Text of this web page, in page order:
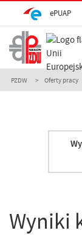
ePUAP
PZDW Oferty pracy
Wyniki